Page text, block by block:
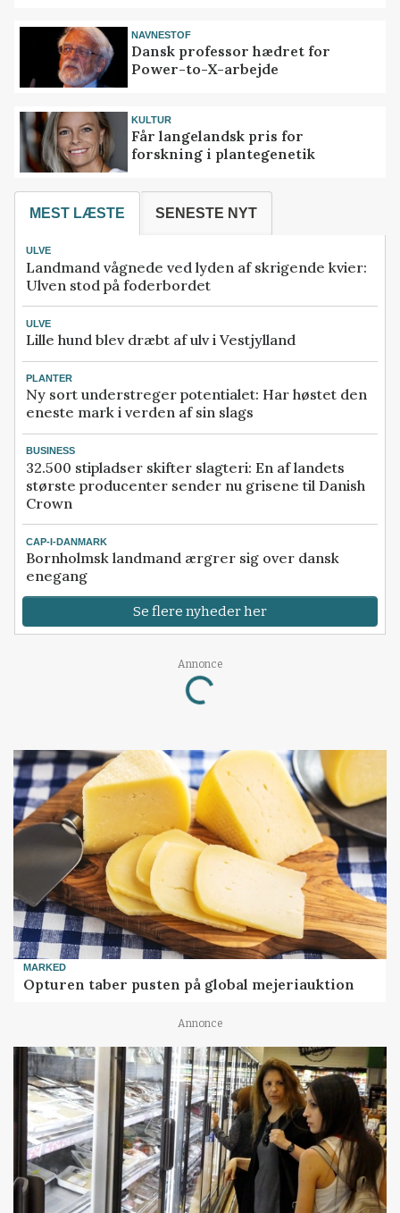
NAVNESTOF
Dansk professor hædret for
Power-to-X-arbejde
KULTUR
Får langelandsk pris for
forskning i plantegenetik
MEST LÆSTE SENESTE NYT
ULVE
Landmand vågnede ved lyden af skrigende kvier:
Ulven stod på foderbordet
ULVE
Lille hund blev dræbt af ulv i Vestjylland
PLANTER
Ny sort understreger potentialet: Har høstet den
eneste mark i verden af sin slags
BUSINESS
32.500 stipladser skifter slagteri: En af landets
største producenter sender nu grisene til Danish
Crown
CAP-I-DANMARK
Bornholmsk landmand ærgrer sig over dansk
enegang
Se flere nyheder her
Annonce
Loading...
MARKED
Opturen taber pusten på global mejeriauktion
Annonce